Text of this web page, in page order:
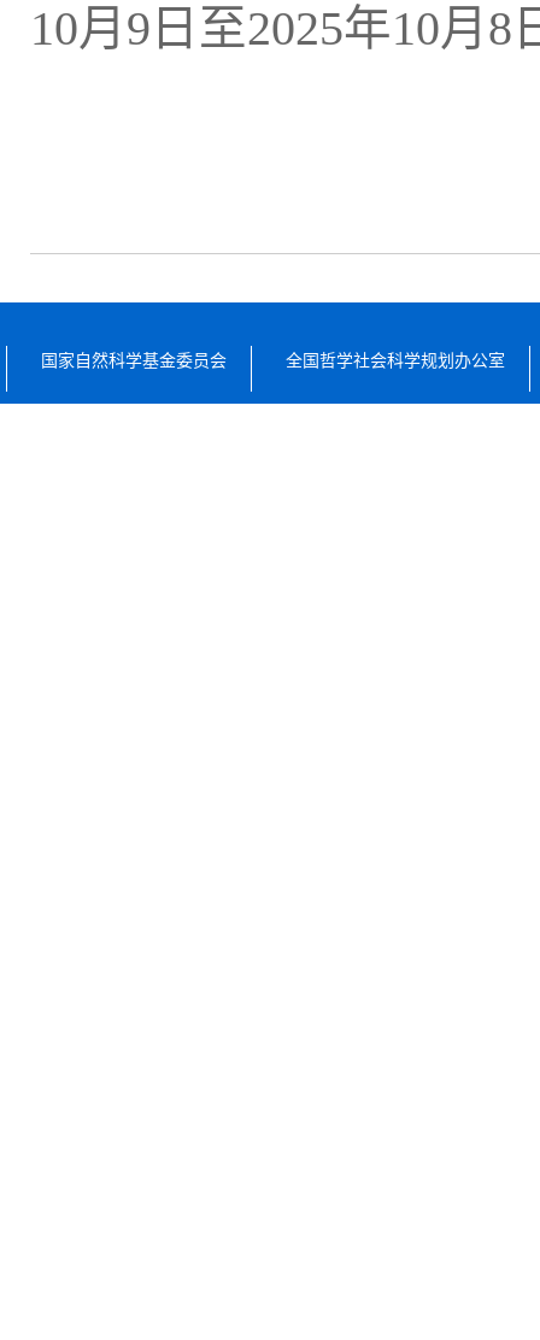
10月9日至2025年10月
国家自然科学基金委员会 全国哲学社会科学规划办公室